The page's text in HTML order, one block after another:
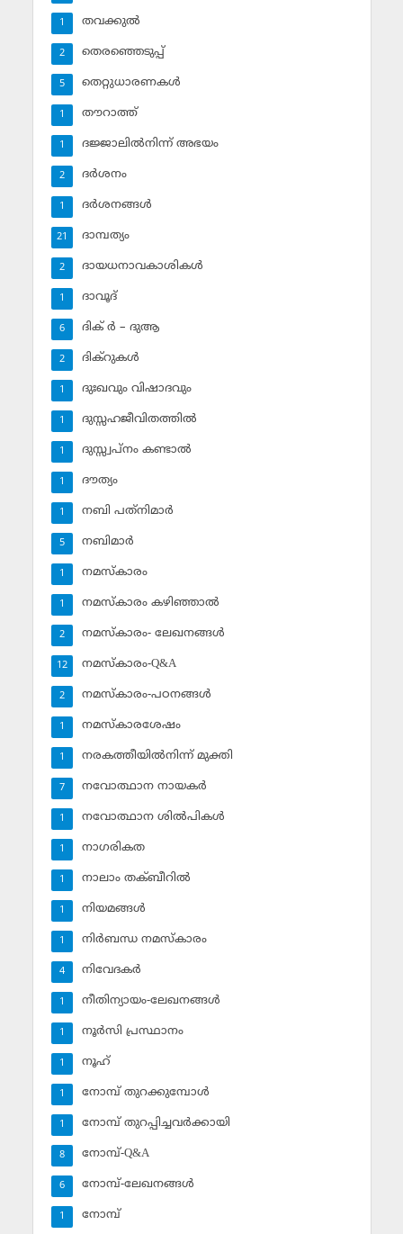
തവക്കുല്‍
1
തെരഞ്ഞെടുപ്പ്
2
തെറ്റുധാരണകള്‍
5
തൗറാത്ത്
1
ദജ്ജാലില്‍നിന്ന് അഭയം
1
ദര്‍ശനം
2
ദര്‍ശനങ്ങള്‍
1
ദാമ്പത്യം
21
ദായധനാവകാശികള്‍
2
ദാവൂദ്‌
1
ദിക് ര്‍ – ദുആ
6
ദിക്‌റുകള്‍
2
ദുഃഖവും വിഷാദവും
1
ദുസ്സഹജീവിതത്തില്‍
1
ദുസ്സ്വപ്‌നം കണ്ടാല്‍
1
ദൗത്യം
1
നബി പത്‌നിമാര്‍
1
നബിമാര്‍
5
നമസ്‌കാരം
1
നമസ്‌കാരം കഴിഞ്ഞാല്‍
1
നമസ്‌കാരം- ലേഖനങ്ങള്‍
2
നമസ്‌കാരം-Q&A
12
നമസ്‌കാരം-പഠനങ്ങള്‍
2
നമസ്‌കാരശേഷം
1
നരകത്തീയില്‍നിന്ന് മുക്തി
1
നവോത്ഥാന നായകര്‍
7
നവോത്ഥാന ശില്‍പികള്‍
1
നാഗരികത
1
നാലാം തക്ബീറില്‍
1
നിയമങ്ങള്‍
1
നിര്‍ബന്ധ നമസ്‌കാരം
1
നിവേദകര്‍
4
നീതിന്യായം-ലേഖനങ്ങള്‍
1
നൂര്‍സി പ്രസ്ഥാനം
1
നൂഹ്‌
1
നോമ്പ് തുറക്കുമ്പോള്‍
1
നോമ്പ് തുറപ്പിച്ചവര്‍ക്കായി
1
നോമ്പ്-Q&A
8
നോമ്പ്-ലേഖനങ്ങള്‍
6
നോമ്പ്‌
1